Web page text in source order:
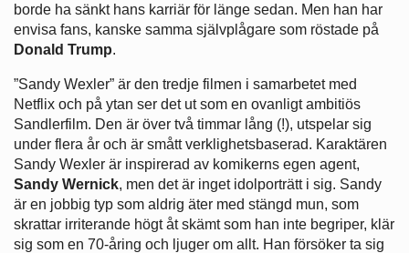
borde ha sänkt hans karriär för länge sedan. Men han har
envisa fans, kanske samma självplågare som röstade på
Donald Trump.
”Sandy Wexler” är den tredje filmen i samarbetet med
Netflix och på ytan ser det ut som en ovanligt ambitiös
Sandlerfilm. Den är över två timmar lång (!), utspelar sig
under flera år och är smått verklighetsbaserad. Karaktären
Sandy Wexler är inspirerad av komikerns egen agent,
Sandy Wernick, men det är inget idolporträtt i sig. Sandy
är en jobbig typ som aldrig äter med stängd mun, som
skrattar irriterande högt åt skämt som han inte begriper, klär
sig som en 70-åring och ljuger om allt. Han försöker ta sig